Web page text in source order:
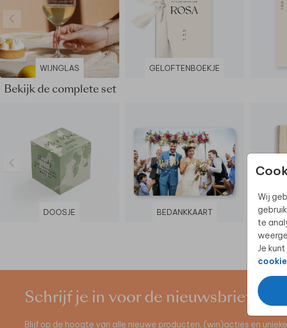
Wij
te
Je
WIJNGLAS GELOFTENBOEKJE
Bekijk de complete set
DOOSJE BEDANKKAART
Schrijf je in voor de nieuwsbrief
Blijf op de hoogte van alle nieuwe producten, (win)acties en